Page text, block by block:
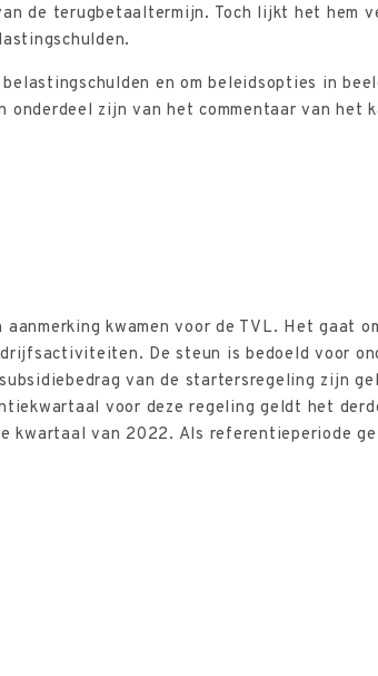
de terugbetaaltermijn. Toch lijkt het hem
en om beleidsopties in
onderdeel zijn van het commentaar van het
kwamen voor de TVL. Het gaat
De steun is bedoeld voor
van de startersregeling zijn
voor deze regeling geldt het
kwartaal van 2022. Als referentieperiode